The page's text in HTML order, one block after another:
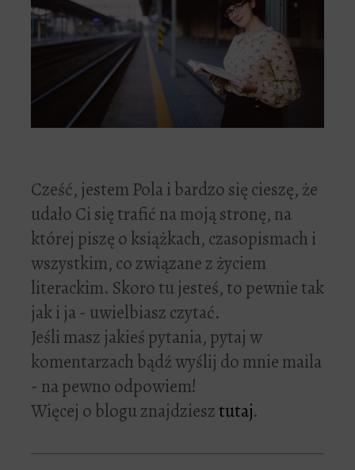
Cześć, jestem Pola i bardzo się cieszę, że
udało Ci się trafić na moją stronę, na
której piszę o książkach, czasopismach i
wszystkim, co związane z życiem
literackim. Skoro tu jesteś, to pewnie tak
jak i ja - uwielbiasz czytać.
Jeśli masz jakieś pytania, pytaj w
komentarzach bądź wyślij do mnie maila
- na pewno odpowiem!
Więcej o blogu znajdziesztutaj.